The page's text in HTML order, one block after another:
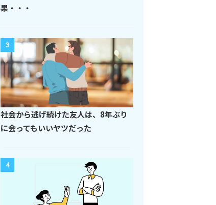
果・・・
3
社会から逃げ続けた友人は、8年ぶり
に会ってもいいヤツだった
4